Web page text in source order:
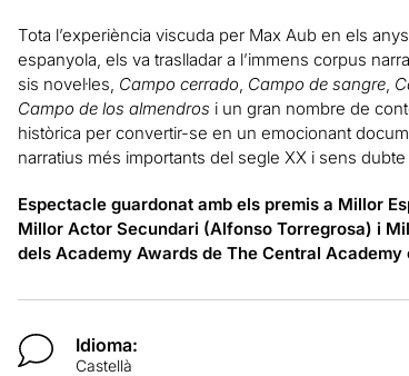
Tota l’experiència viscuda per Max Aub en els
espanyola, els va traslladar a l’immens corpus
sis novel·les, Campo cerrado Campo de sangre,
Campo de los almendros i un gran nombre de
històrica per convertir-se en un emocionant
narratius més importants del segle XX i sens
Espectacle guardonat amb els premis a Millor
Millor Actor Secundari (Alfonso Torregrosa) i
dels Academy Awards de The Central Academy
Idioma:
Castellà